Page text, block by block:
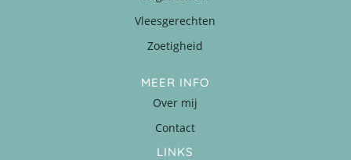
Vleesgerechten
Zoetigheid
MEER INFO
Over mij
Contact
LINKS